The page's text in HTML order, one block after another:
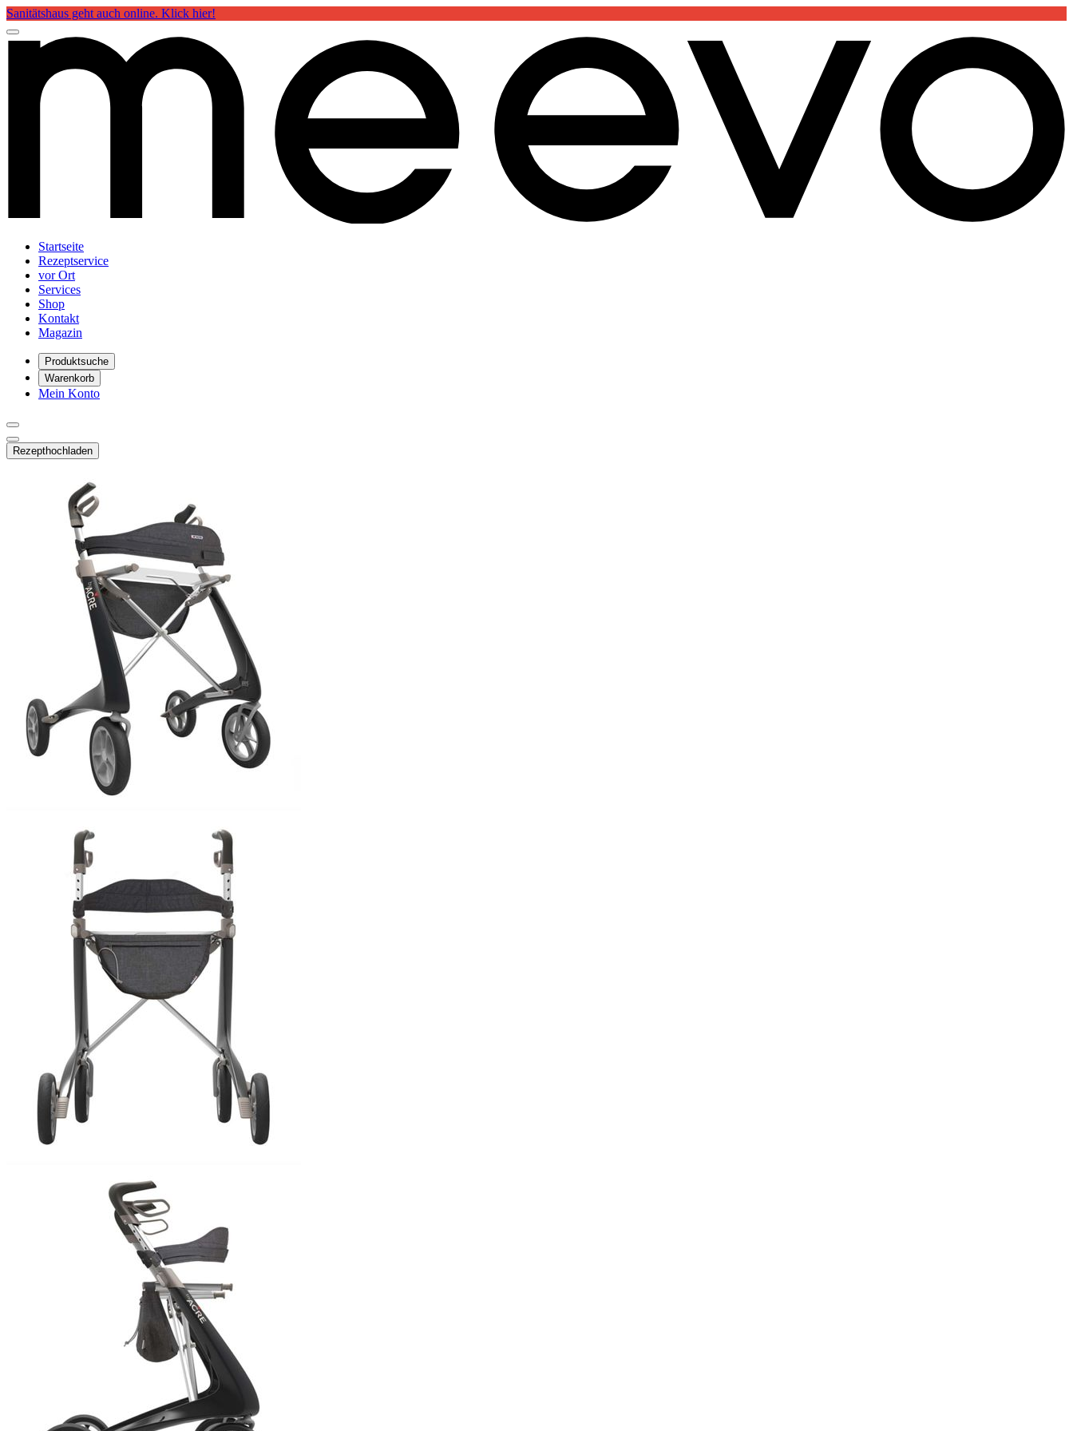
Sanitätshaus geht auch online. Klick hier!
Startseite
Rezeptservice
vor Ort
Services
Shop
Kontakt
Magazin
Produktsuche
Warenkorb
Mein Konto
Rezepthochladen